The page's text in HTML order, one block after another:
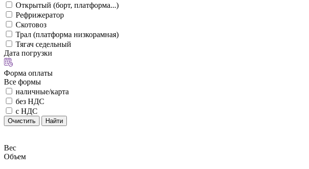
Открытый (борт, платформа...)
Рефрижератор
Скотовоз
Трал (платформа низкорамная)
Тягач седельный
Дата погрузки
Форма оплаты
Все формы
наличные/карта
без НДС
с НДС
Очистить Найти
Вес
Объем